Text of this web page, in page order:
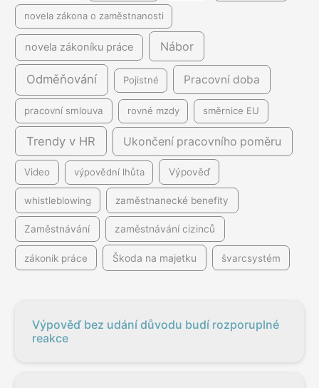
novela zákona o zaměstnanosti
novela zákoníku práce Nábor
Odměňování Pojistné Pracovní doba
pracovní smlouva rovné mzdy směrnice EU
Trendy v HR Ukončení pracovního poměru
Video výpovědní lhůta Výpověď
whistleblowing zaměstnanecké benefity
Zaměstnávání zaměstnávání cizinců
zákoník práce Škoda na majetku švarcsystém
Výpověď bez udání důvodu budí rozporuplné
reakce